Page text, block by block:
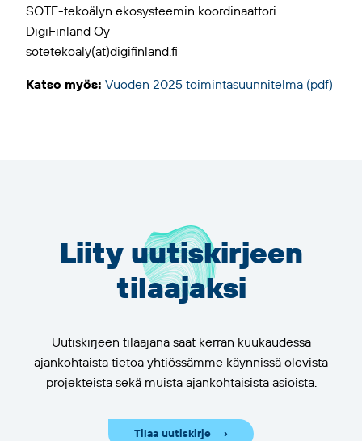
SOTE-tekoälyn ekosysteemin koordinaattori
DigiFinland Oy
sotetekoaly(at)digifinland.fi
Katso myös: Vuoden 2025 toimintasuunnitelma (pdf)
Liity uutiskirjeen
tilaajaksi
Uutiskirjeen tilaajana saat kerran kuukaudessa
ajankohtaista tietoa yhtiössämme käynnissä olevista
projekteista sekä muista ajankohtaisista asioista.
Tilaa uutiskirje